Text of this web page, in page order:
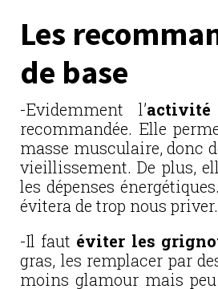
Les
de base
-Evidemment l’activité
recommandée. Elle
masse musculaire, donc
vieillissement. De plus,
les dépenses
évitera de trop nous priver.
-Il faut éviter les
gras, les remplacer par
moins glamour mais